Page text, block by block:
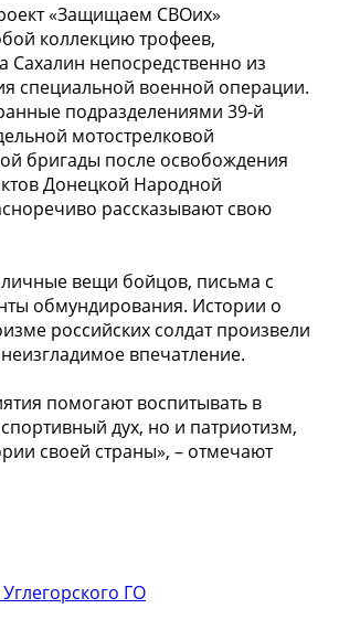
«Защищаем СВОих»
коллекцию трофеев,
Сахалин непосредственно из
специальной военной операции.
подразделениями 39-й
мотострелковой
бригады после освобождения
Донецкой Народной
рассказывают свою
личные вещи бойцов, письма с
обмундирования. Истории о
российских солдат произвели
впечатление.
помогают воспитывать в
дух, но и патриотизм,
своей страны», – отмечают
ГО